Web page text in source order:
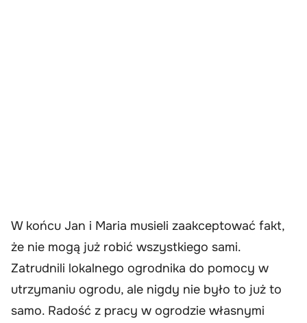
W końcu Jan i Maria musieli zaakceptować fakt,
że nie mogą już robić wszystkiego sami.
Zatrudnili lokalnego ogrodnika do pomocy w
utrzymaniu ogrodu, ale nigdy nie było to już to
samo. Radość z pracy w ogrodzie własnymi